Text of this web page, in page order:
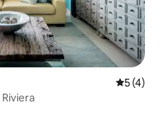
5 de
5 (4)